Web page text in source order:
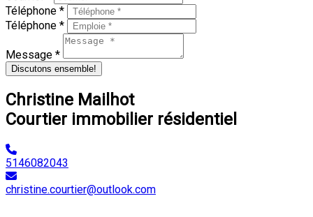
Téléphone *
Téléphone *
Message *
Discutons ensemble!
Christine Mailhot
Courtier immobilier résidentiel
5146082043
christine.courtier@outlook.com